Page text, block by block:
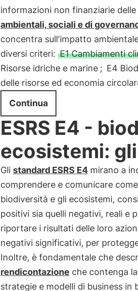
informazioni non finanziarie
ambientali, sociali e di
concentra sull'impatto
diversi criteri: E1 Cambiamenti
Risorse idriche e marine ; E4
delle risorse ed economia
Continua
ESRS E4 -
ecosistemi:
Gli standard ESRS E4mirano a
comprendere e comunicare
biodiversità e gli ecosistemi,
positivi sia quelli negativi, reali e
riportare i risultati delle loro
negativi significativi, per
Inoltre, è fondamentale che
rendicontazione che contenga
strategie e modelli di business in